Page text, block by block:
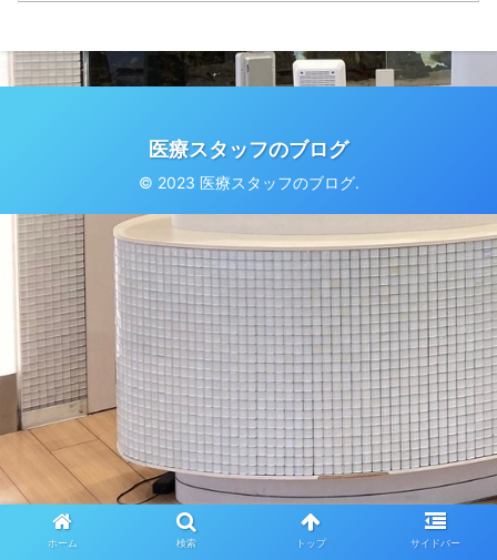
医療スタッフのブログ
© 2023 医療スタッフのブログ.
ホーム 検索 トップ サイドバー